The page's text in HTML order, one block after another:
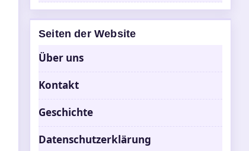
Seiten der Website
Über uns
Kontakt
Geschichte
Datenschutzerklärung